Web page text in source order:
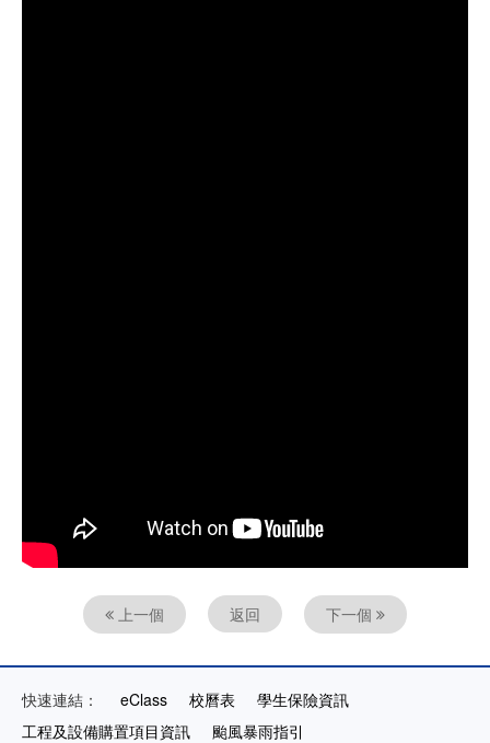
上一個 返回 下一個
快速連結： eClass 校曆表
學生保險資訊
工程及設備購置項目資訊
颱風暴雨指引